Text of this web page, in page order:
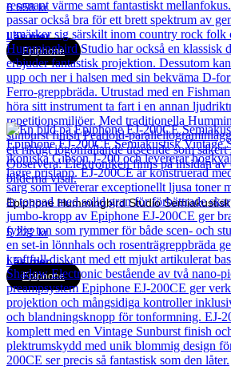
6 658kr
Läs mer
Epiphone
Epiphone Hummingbird Studio Semiakustisk
5 222kr
Läs mer
Epiphone